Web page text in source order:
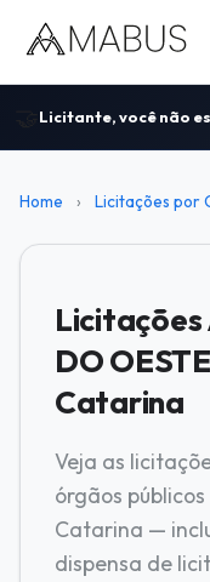
Licitante, você não
Home › Licitações por
Licitações
DO
Catarina
Veja as
órgãos públicos
Catarina —
dispensa de